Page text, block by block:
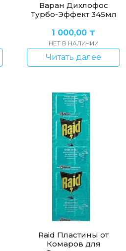
Варан Дихлофос
Турбо-Эффект 345мл
1 000,00 ₸
НЕТ В НАЛИЧИИ
Читать далее
Raid Пластины от
Комаров для